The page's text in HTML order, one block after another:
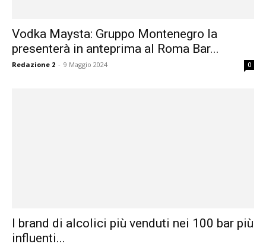
Vodka Maysta: Gruppo Montenegro la
presenterà in anteprima al Roma Bar...
Redazione 2 - 9 Maggio 2024 0
I brand di alcolici più venduti nei 100 bar più
influenti...